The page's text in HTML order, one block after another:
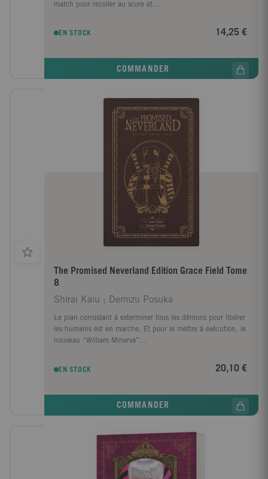
match pour recoller au score et...
EN STOCK 14,25 €
COMMANDER
The Promised Neverland Edition Grace Field Tome
8
Shirai Kaiu ; Demizu Posuka
Le plan consistant à exterminer tous les démons pour libérer
les humains est en marche. Et pour le mettre à exécution, le
nouveau “William Minerva”...
EN STOCK 20,10 €
COMMANDER